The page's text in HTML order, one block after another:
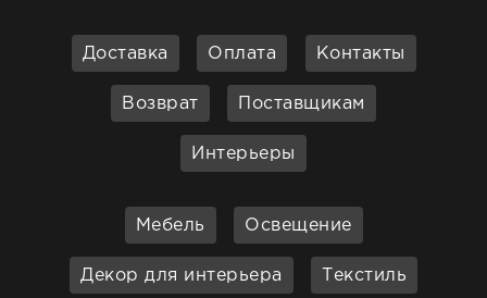
Доставка Оплата Контакты
Возврат Поставщикам
Интерьеры
Мебель Освещение
Декор для интерьера Текстиль